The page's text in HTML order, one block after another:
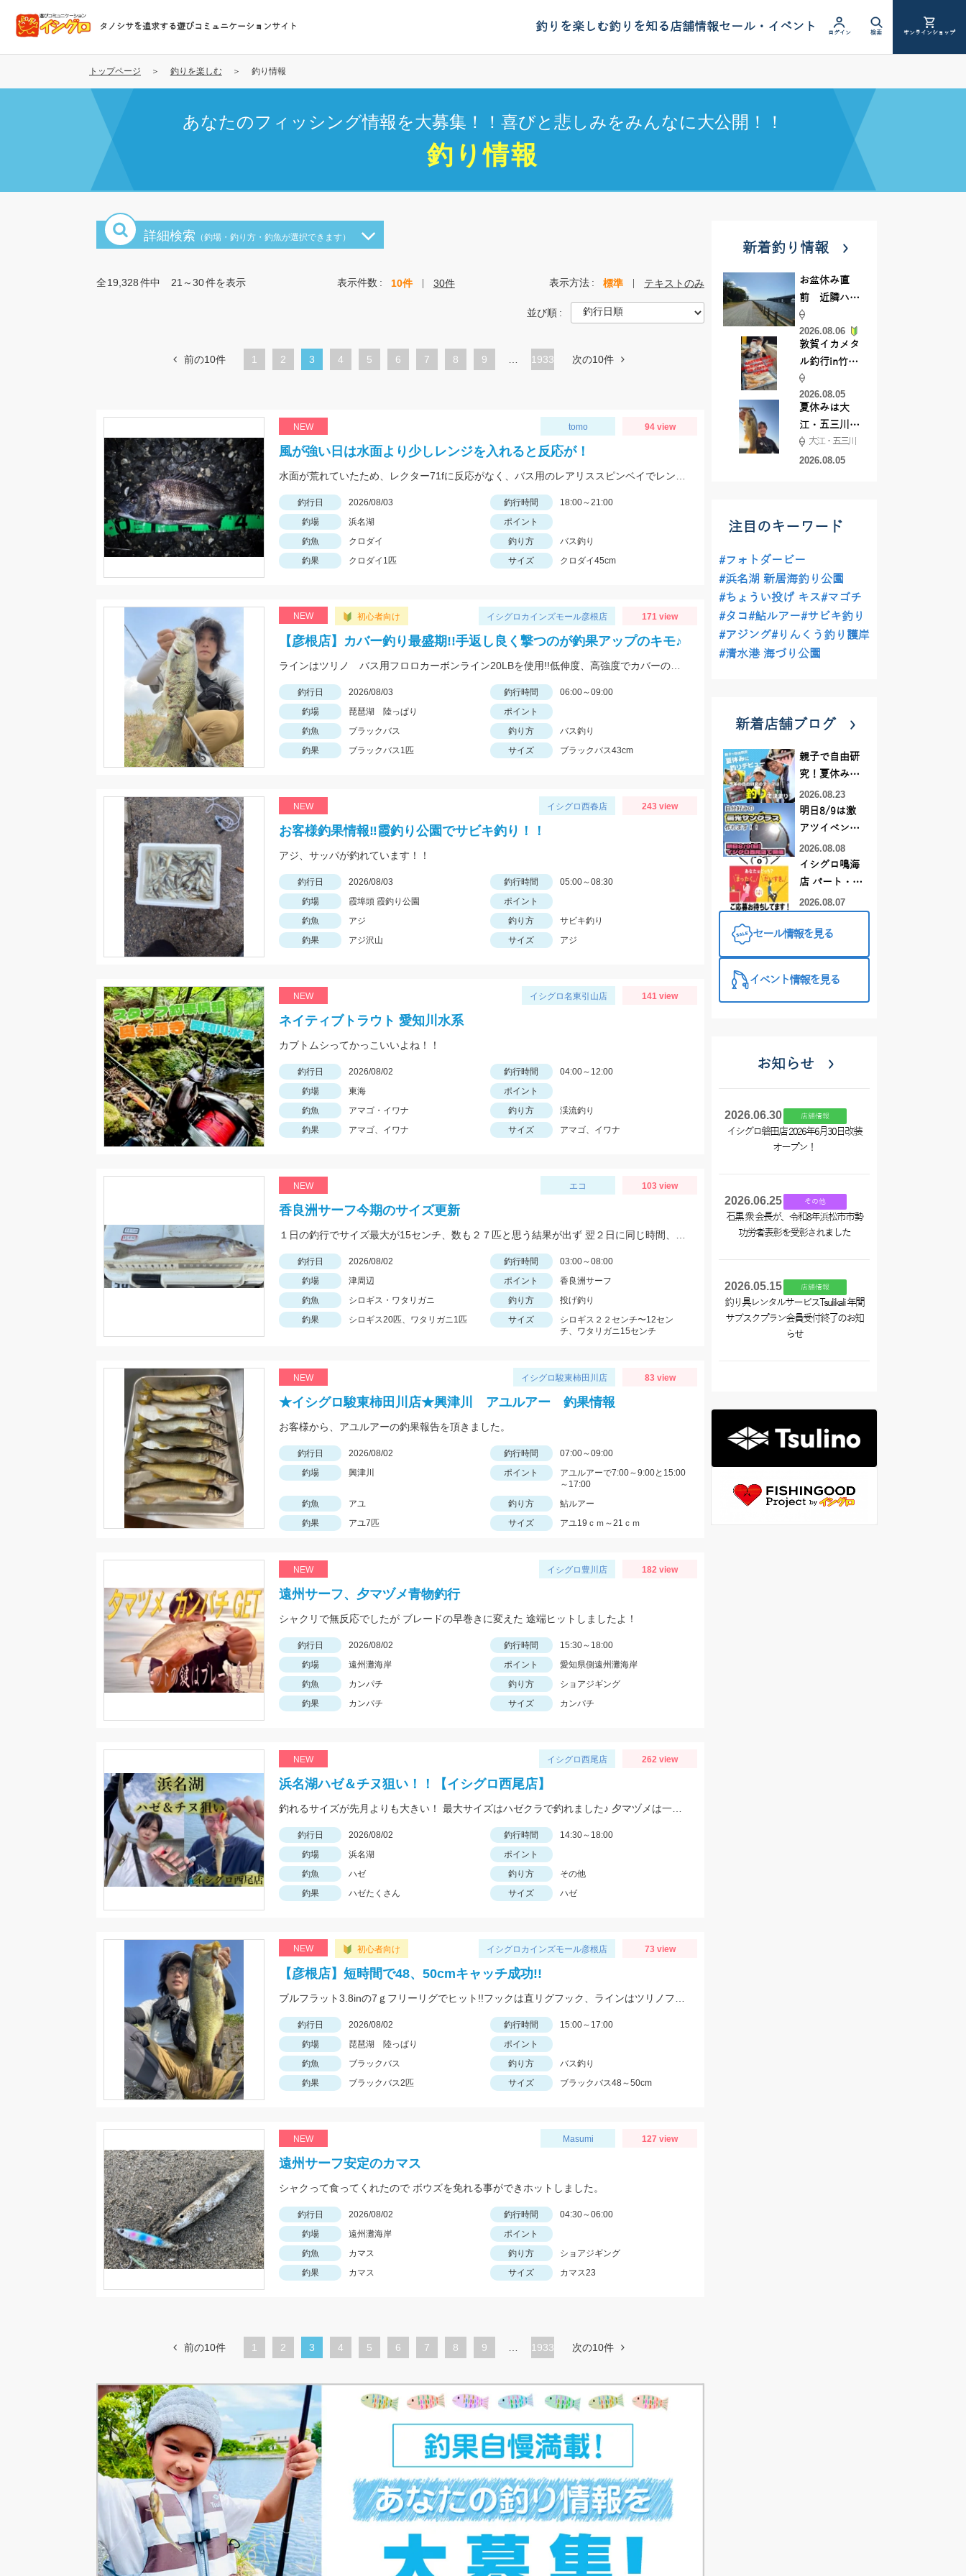
コ
テ
タノシサを追求する遊びコミュニケーションサイト 釣りを楽しむ釣りを知る店舗情報セール・イベント ログイン 検索 オンラインショップ
トップページ 釣りを楽しむ 釣り情報
あなたのフィッシング情報を大募集！！喜びと悲しみをみんなに大公開！！
釣り情報
詳細検索 （釣場・釣り方・釣魚が選択できます）
全19,328件中 21～30件を表示 表示件数 10件 30件 表示方法 標準 テキストのみ
並び順
前の10件 1
ペ
2
カ
ト
ペ
3
ペ
4
ペ
5
ペ
6
ペ
7
ペ
8
ペ
9 1933 次の10件
NEW tomo 94 view
風が強い日は水面より少しレンジを入れると反応が！
釣行日 2026/08/03 釣行時間
18:00～21:00
釣場
浜名湖
ポイント
釣魚
クロダイ 釣り方
バス釣り
釣果
クロダイ1匹 サイズ クロダイ45cm
NEW 初心者向け イシグロカインズモール彦根店 171 view
【彦根店】カバー釣り最盛期!!手返し良く撃つのが釣果アップのキモ♪
釣行日 2026/08/03 釣行時間
06:00～09:00
釣場
琵琶湖 陸っぱり
ポイント
釣魚
ブラックバス 釣り方
バス釣り
釣果
ブラックバス1匹 サイズ ブラックバス43cm
NEW イシグロ西春店 243 view
お客様釣果情報‼霞釣り公園でサビキ釣り！！
アジ、サッパが釣れています！！
釣行日 2026/08/03 釣行時間
05:00～08:30
釣場
霞埠頭 霞釣り公園
ポイント
釣魚
アジ 釣り方
サビキ釣り
釣果
アジ沢山 サイズ アジ
NEW イシグロ名東引山店 141 view
ネイティブトラウト 愛知川水系
カブトムシってかっこいいよね！！
釣行日 2026/08/02 釣行時間
04:00～12:00
釣場
東海
ポイント
釣魚
アマゴ・イワナ 釣り方
渓流釣り
釣果
アマゴ、イワナ サイズ アマゴ、イワナ
NEW エコ 103 view
香良洲サーフ今期のサイズ更新
釣行日 2026/08/02 釣行時間
03:00～08:00
釣場
津周辺 ポイント
香良洲サーフ
釣魚
シロギス・ワタリガニ 釣り方
投げ釣り
釣果
シロギス20匹、ワタリガニ1匹 サイズ
シロギス２２センチ〜12セン
チ、ワタリガニ15センチ
NEW イシグロ駿東柿田川店 83 view
★イシグロ駿東柿田川店★興津川 アユルアー 釣果情報
お客様から、アユルアーの釣果報告を頂きました。
釣行日 2026/08/02 釣行時間
07:00～09:00
釣場
興津川 ポイント
アユルアーで7:00～9:00と15:00
～17:00
釣魚
アユ 釣り方
鮎ルアー
釣果
アユ7匹 サイズ アユ19ｃｍ～21ｃｍ
NEW イシグロ豊川店 182 view
遠州サーフ、夕マヅメ青物釣行
シャクリで無反応でしたが ブレードの早巻きに変えた 途端ヒットしましたよ！
釣行日 2026/08/02 釣行時間
15:30～18:00
釣場
遠州灘海岸 ポイント
愛知県側遠州灘海岸
釣魚
カンパチ 釣り方
ショアジギング
釣果
カンパチ サイズ カンパチ
NEW イシグロ西尾店 262 view
浜名湖ハゼ＆チヌ狙い！！【イシグロ西尾店】
釣行日 2026/08/02 釣行時間
14:30～18:00
釣場
浜名湖
ポイント
釣魚
ハゼ 釣り方
その他
釣果
ハゼたくさん サイズ ハゼ
NEW 初心者向け イシグロカインズモール彦根店 73 view
【彦根店】短時間で48、50cmキャッチ成功!!
釣行日 2026/08/02 釣行時間
15:00～17:00
釣場
琵琶湖 陸っぱり
ポイント
釣魚
ブラックバス 釣り方
バス釣り
釣果
ブラックバス2匹 サイズ ブラックバス48～50cm
NEW Masumi 127 view
遠州サーフ安定のカマス
シャクって食ってくれたので ボウズを免れる事ができホットしました。
釣行日 2026/08/02 釣行時間
04:30～06:00
釣場
遠州灘海岸
ポイント
釣魚
カマス 釣り方
ショアジギング
釣果
カマス サイズ カマス23
前の10件 1
ペ
ジ
2
カ
ン
ト
ペ
ー
ジ
3
ペ
4
ペ
5
ペ
6
ペ
7
ペ
8
ペ
9 1933 次の10件
新着釣り情報
お盆休み直
前 近隣ハゼ
釣り場調査し
てきました
2026.08.06
敦賀イカメタ
ル釣行in竹宝
丸様 釣り方で
釣果が激変！
竿頭を取った
パターンと
は？
2026.08.05
夏休みは大
江・五三川で
バスフィッシ
ング♪
大江・五三川
2026.08.05
注目のキーワード
#フォトダービー
#浜名湖 新居海釣り公園
#ちょうい投げ キス#マゴチ
#タコ#鮎ルアー#サビキ釣り
#アジング#りんくう釣り護岸
#清水港 海づり公園
新着店舗ブログ
親子で自由研
究！夏休みに
釣りデビュー
2026.08.23
明日8/9は激
アツイベント
日！！！～オ
ーダー偏光グ
ラス受注会～
2026.08.08
イシグロ鳴海
店 パート・ア
ルバイトスタ
募集中！
2026.08.07
セール情報を見る
イベント情報を見る
お知らせ
2026.06.30 店舗情報
イシグロ磐田店 2026年6月30日改装
オープン！
2026.06.25 その他
石黒 衆 会長が、令和8年浜松市市勢
功労者表彰を受彰されました
2026.05.15 店舗情報
釣り具レンタルサービスTsulikali 年間
サブスクプラン会員受付終了のお知
らせ